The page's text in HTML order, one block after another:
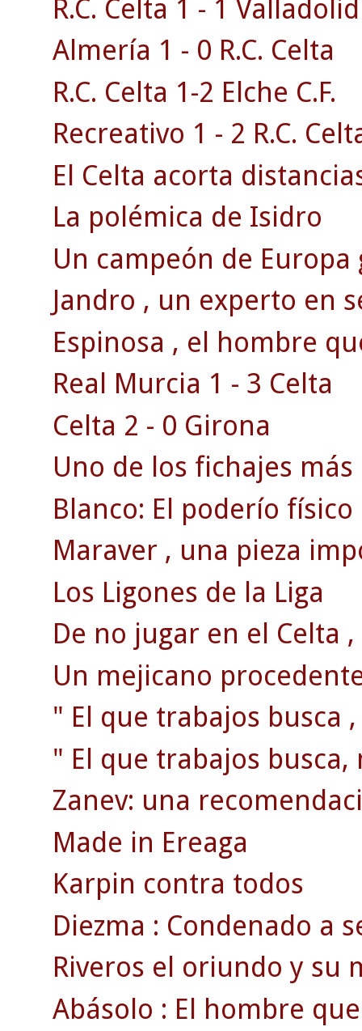
R.C. Celta 1 - 1
Almería 1 - 0 R.C. Celta
R.C. Celta 1-2 Elche C.F.
Recreativo 1 - 2 R.C.
El Celta acorta
La polémica de Isidro
Un campeón de Europa
Jandro , un experto en
Espinosa , el hombre
Real Murcia 1 - 3 Celta
Celta 2 - 0 Girona
Uno de los fichajes
Blanco: El poderío
Maraver , una pieza
Los Ligones de la Liga
De no jugar en el Celta
Un mejicano
" El que trabajos busca
" El que trabajos
Zanev: una
Made in Ereaga
Karpin contra todos
Diezma : Condenado a
Riveros el oriundo y su
Abásolo : El hombre